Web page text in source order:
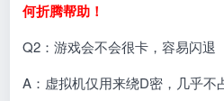
何折腾帮助！
Q2：游戏会不会很卡，容易闪退
A：虚拟机仅用来绕D密，几乎不